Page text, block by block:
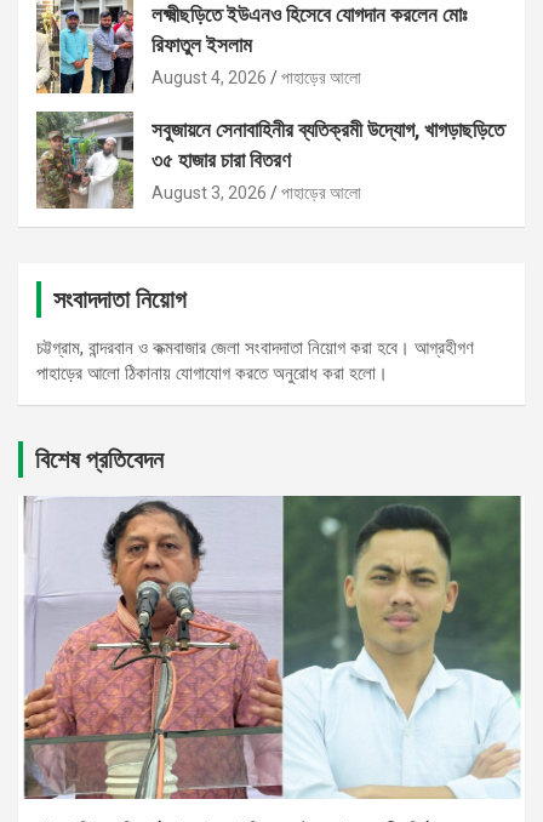
লক্ষ্মীছড়িতে ইউএনও হিসেবে যোগদান করলেন মোঃ
রিফাতুল ইসলাম
August 4, 2026 পাহাড়ের আলো
সবুজায়নে সেনাবাহিনীর ব্যতিক্রমী উদ্যোগ, খাগড়াছড়িতে
৩৫ হাজার চারা বিতরণ
August 3, 2026 পাহাড়ের আলো
সংবাদদাতা নিয়োগ
চট্টগ্রাম, বান্দরবান ও কক্মবাজার জেলা সংবাদদাতা নিয়োগ করা হবে। আগ্রহীগণ
পাহাড়ের আলো ঠিকানায় যোগাযোগ করতে অনুরোধ করা হলো।
বিশেষ প্রতিবেদন